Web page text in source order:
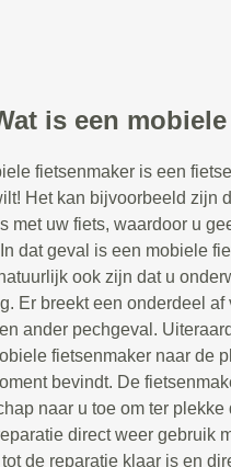
is een
fietsenmaker is een
Het kan bijvoorbeeld zijn
met uw fiets, waardoor u
dat geval is een mobiele
ook zijn dat u
Er breekt een onderdeel
ander pechgeval.
fietsenmaker naar de
bevindt. De
naar u toe om ter
direct weer gebruik
de reparatie klaar is en